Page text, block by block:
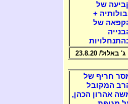
של
+
של
ג' באלול/ 23.8.20
חריף של
המקובל
אהרון הכהן,